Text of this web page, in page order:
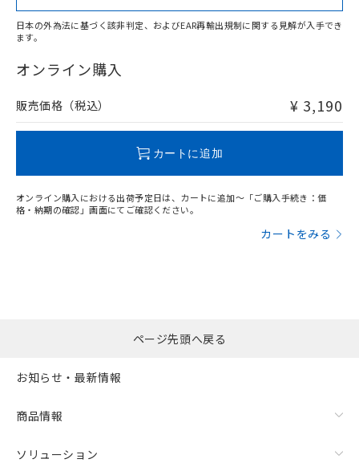
在庫等で未対応品が混在する可能性があります。
問い合わせください。
日本の外為法に基づく該非判定、およびEAR再輸出規制に関する見解が入手でき
ます。
オンライン購入
販売価格（税込） ¥ 3,190
カートに追加
オンライン購入における出荷予定日は、カートに追加～「ご購入手続き：価
格・納期の確認」画面にてご確認ください。
カートをみる
ページ先頭へ戻る
お知らせ・最新情報
商品情報
ソリューション